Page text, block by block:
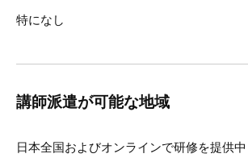
特になし
講師派遣が可能な地域
日本全国およびオンラインで研修を提供中